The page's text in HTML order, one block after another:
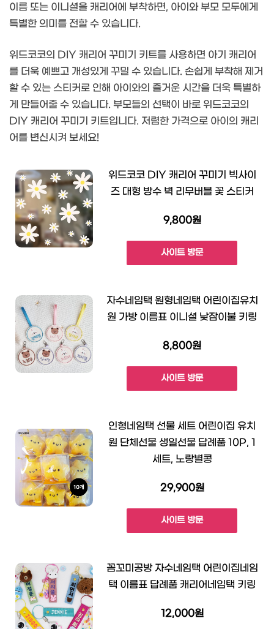
이름 또는 이니셜을 캐리어에 부착하면, 아이와 부모 모두에게
특별한 의미를 전할 수 있습니다.
위드코코의 DIY 캐리어 꾸미기 키트를 사용하면 아기 캐리어
를 더욱 예쁘고 개성있게 꾸밀 수 있습니다. 손쉽게 부착해 제거
할 수 있는 스티커로 인해 아이와의 즐거운 시간을 더욱 특별하
게 만들어줄 수 있습니다. 부모들의 선택이 바로 위드코코의
DIY 캐리어 꾸미기 키트입니다. 저렴한 가격으로 아이의 캐리
어를 변신시켜 보세요!
위드코코 DIY 캐리어 꾸미기 빅사이
즈 대형 방수 벽 리무버블 꽃 스티커
9,800원
사이트 방문
자수네임택 원형네임택 어린이집유치
원 가방 이름표 이니셜 낮잠이불 키링
8,800원
사이트 방문
인형네임택 선물 세트 어린이집 유치
원 단체선물 생일선물 답례품 10P, 1
세트, 노랑별콩
29,900원
사이트 방문
꼼꼬미공방 자수네임택 어린이집네임
택 이름표 답례품 캐리어네임택 키링
12,000원